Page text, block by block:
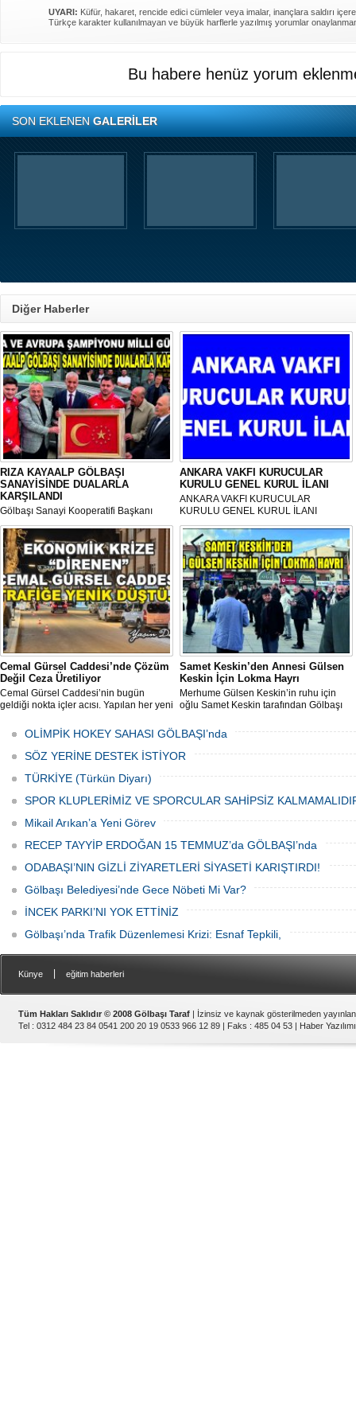
UYARI: Küfür, hakaret, rencide edici cümleler veya imalar, inançlara saldırı
Türkçe karakter kullanılmayan ve büyük harflerle yazılmış yorumlar
Bu habere henüz yorum
SON EKLENENGALERİLER
Diğer Haberler
RIZA KAYAALP GÖLBAŞI
SANAYİSİNDE DUALARLA
KARŞILANDI
Gölbaşı Sanayi Kooperatifi Başkanı
Mehmet Aktay öncülüğünde, sanayi
esnafı adına düzenlenen anlamlı anma
programı Sanayi Camii’nde yoğun
katılımla gerçekleştirildi.
ANKARA VAKFI KURUCULAR
KURULU GENEL KURUL İLANI
ANKARA VAKFI KURUCULAR
KURULU GENEL KURUL İLANI
Cemal Gürsel Caddesi’nde Çözüm
Değil Ceza Üretiliyor
Cemal Gürsel Caddesi’nin bugün
geldiği nokta içler acısı. Yapılan her yeni
adeta başka bir noktaya taşıyor
Samet Keskin’den Annesi Gülsen
Keskin İçin Lokma Hayrı
Merhume Gülsen Keskin’in ruhu için
oğlu Samet Keskin tarafından Gölbaşı
önünde lokma ikramı gerçekleştirildi.
Düzenlenen hayra çok sayıda siyasi
temsilci, sivil toplum kuruluşu üyeleri ve
OLİMPİK HOKEY SAHASI GÖLBAŞI’nda
SÖZ YERİNE DESTEK İSTİYOR
TÜRKİYE (Türkün Diyarı)
SPOR KLUPLERİMİZ VE SPORCULAR SAHİPSİZ
Mikail Arıkan’a Yeni Görev
RECEP TAYYİP ERDOĞAN 15 TEMMUZ’da GÖLBAŞI’nda
ODABAŞI’NIN GİZLİ ZİYARETLERİ SİYASETİ KARIŞTIRDI!
Gölbaşı Belediyesi’nde Gece Nöbeti Mi Var?
İNCEK PARKI’NI YOK ETTİNİZ
Gölbaşı’nda Trafik Düzenlemesi Krizi: Esnaf Tepkili,
Künye eğitim haberleri
Tüm Hakları Saklıdır © 2008 Gölbaşı Taraf | İzinsiz ve kaynak gösterilmeden
Tel : 0312 484 23 84 0541 200 20 19 0533 966 12 89 | Faks : 485 04 53 | Haber Yazılımı